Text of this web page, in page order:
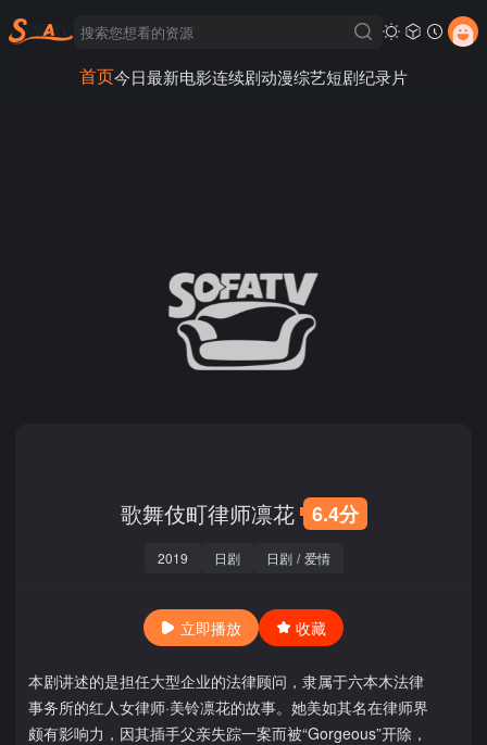
首页今日最新电影连续剧动漫综艺短剧纪录片
歌舞伎町律师凛花 6.4分
2019 日剧 日剧 / 爱情
立即播放 收藏
本剧讲述的是担任大型企业的法律顾问，隶属于六本木法律
事务所的红人女律师·美铃凛花的故事。她美如其名在律师界
颇有影响力，因其插手父亲失踪一案而被“Gorgeous”开除，